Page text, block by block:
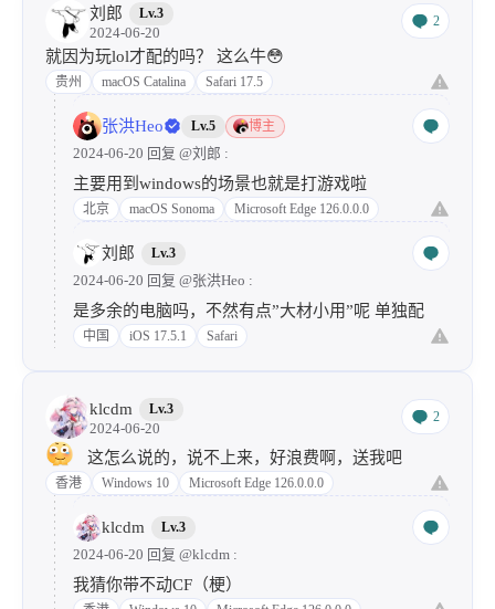
刘郎 Lv.3
2024-06-20
2
就因为玩lol才配的吗？ 这么牛😳
贵州 macOS Catalina Safari 17.5
张洪Heo Lv.5 博主
2024-06-20 回复 @刘郎 :
主要用到windows的场景也就是打游戏啦
北京 macOS Sonoma Microsoft Edge 126.0.0.0
刘郎 Lv.3
2024-06-20 回复 @张洪Heo :
是多余的电脑吗，不然有点”大材小用”呢 单独配
中国 iOS 17.5.1 Safari
klcdm Lv.3
2024-06-20
2
这怎么说的，说不上来，好浪费啊，送我吧
香港 Windows 10 Microsoft Edge 126.0.0.0
klcdm Lv.3
2024-06-20 回复 @klcdm :
我猜你带不动CF（梗）